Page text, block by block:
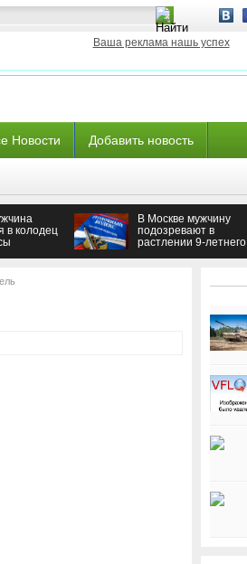
Ваша реклама нашь успех
Новости Добавить новость
в колодец
В Москве мужчину
подозревают в
растлении 9-летнего